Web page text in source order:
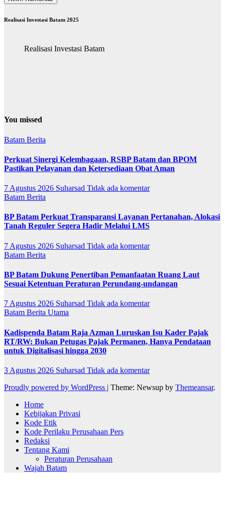
Realisasi Investasi Batam 2025
Realisasi Investasi Batam
You missed
Batam Berita
Perkuat Sinergi Kelembagaan, RSBP Batam dan BPOM
Pastikan Pelayanan dan Ketersediaan Obat Aman
7 Agustus 2026 Suharsad Tidak ada komentar
Batam Berita
BP Batam Perkuat Transparansi Layanan Pertanahan, Alokasi
Tanah Reguler Segera Hadir Melalui LMS
7 Agustus 2026 Suharsad Tidak ada komentar
Batam Berita
BP Batam Dukung Penertiban Pemanfaatan Ruang Laut
Sesuai Ketentuan Peraturan Perundang-undangan
7 Agustus 2026 Suharsad Tidak ada komentar
Batam Berita Utama
Kadispenda Batam Raja Azman Luruskan Isu Kader Pajak
RT/RW: Bukan Petugas Pajak Permanen, Hanya Pendataan
untuk Digitalisasi hingga 2030
3 Agustus 2026 Suharsad Tidak ada komentar
Proudly powered by WordPress | Theme: Newsup by Themeansar.
Home
Kebijakan Privasi
Kode Etik
Kode Perilaku Perusahaan Pers
Redaksi
Tentang Kami
Peraturan Perusahaan
Wajah Batam